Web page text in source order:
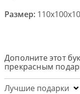
Размер:
Дополните этот
прекрасным
Лучшие подарки